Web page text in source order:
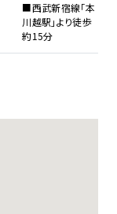
■西武新宿線「本
川越駅」より徒歩
約15分